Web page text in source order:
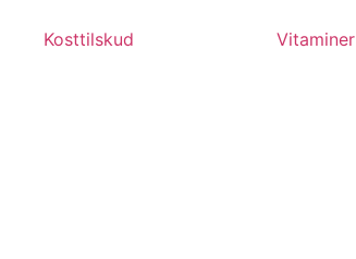
Kosttilskud Vitaminer